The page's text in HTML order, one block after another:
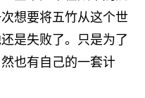
想要将五竹从这个世
是失败了。只是为了
也有自己的一套计